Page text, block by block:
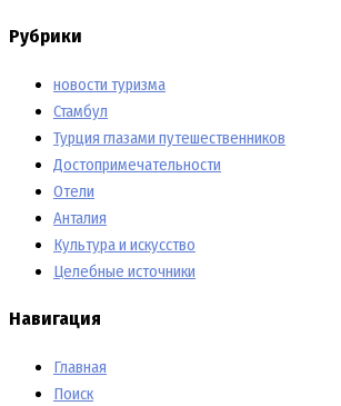
Рубрики
новости туризма
Стамбул
Турция глазами путешественников
Достопримечательности
Отели
Анталия
Культура и искусство
Целебные источники
Навигация
Главная
Поиск